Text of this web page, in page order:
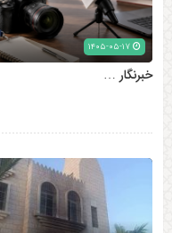
۱۴۰۵-۰۵-۱۷
خبرنگار …